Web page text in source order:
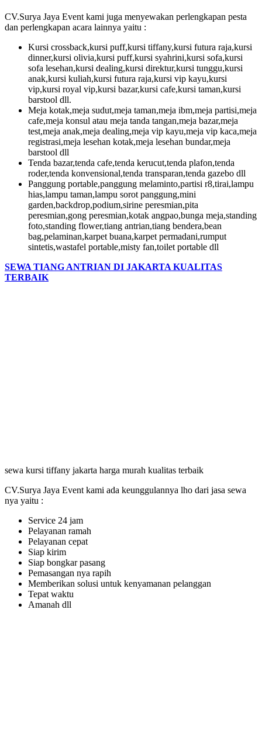
CV.Surya Jaya Event kami juga menyewakan perlengkapan pesta
dan perlengkapan acara lainnya yaitu :
Kursi crossback,kursi puff,kursi tiffany,kursi futura raja,kursi
dinner,kursi olivia,kursi puff,kursi syahrini,kursi sofa,kursi
sofa lesehan,kursi dealing,kursi direktur,kursi tunggu,kursi
anak,kursi kuliah,kursi futura raja,kursi vip kayu,kursi
vip,kursi royal vip,kursi bazar,kursi cafe,kursi taman,kursi
barstool dll.
Meja kotak,meja sudut,meja taman,meja ibm,meja partisi,meja
cafe,meja konsul atau meja tanda tangan,meja bazar,meja
test,meja anak,meja dealing,meja vip kayu,meja vip kaca,meja
registrasi,meja lesehan kotak,meja lesehan bundar,meja
barstool dll
Tenda bazar,tenda cafe,tenda kerucut,tenda plafon,tenda
roder,tenda konvensional,tenda transparan,tenda gazebo dll
Panggung portable,panggung melaminto,partisi r8,tirai,lampu
hias,lampu taman,lampu sorot panggung,mini
garden,backdrop,podium,sirine peresmian,pita
peresmian,gong peresmian,kotak angpao,bunga meja,standing
foto,standing flower,tiang antrian,tiang bendera,bean
bag,pelaminan,karpet buana,karpet permadani,rumput
sintetis,wastafel portable,misty fan,toilet portable dll
SEWA TIANG ANTRIAN DI JAKARTA KUALITAS
TERBAIK
sewa kursi tiffany jakarta harga murah kualitas terbaik
CV.Surya Jaya Event kami ada keunggulannya lho dari jasa sewa
nya yaitu :
Service 24 jam
Pelayanan ramah
Pelayanan cepat
Siap kirim
Siap bongkar pasang
Pemasangan nya rapih
Memberikan solusi untuk kenyamanan pelanggan
Tepat waktu
Amanah dll